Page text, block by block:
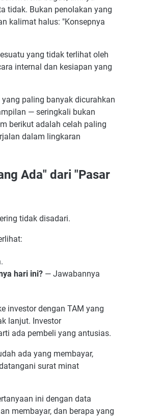
berpengalaman?
dengan baik?
proses fundraising?
yang efektif tanpa terkesan
tidak. Bukan penolakan yang
kalimat halus: "Konsepnya
yang tidak terlihat oleh
internal dan kesiapan yang
paling banyak dicurahkan
— seringkali bukan
berikut adalah celah paling
dalam lingkaran
Ada" dari "Pasar
tidak disadari.
hari ini? — Jawabannya
investor dengan TAM yang
lanjut. Investor
ada pembeli yang antusias.
ada yang membayar,
surat minat
ini dengan data
membayar, dan berapa yang